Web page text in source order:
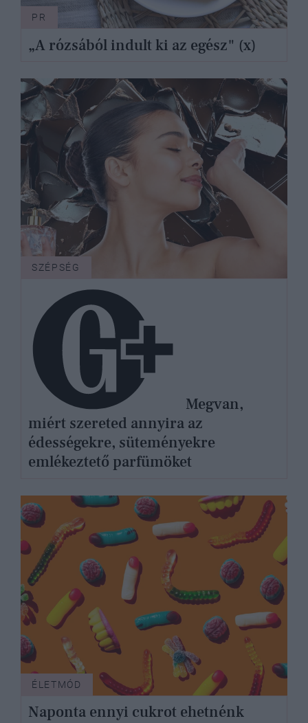
PR
„A rózsából indult ki az egész" (x)
SZÉPSÉG
miért szereted annyira az
édességekre, süteményekre
emlékeztető parfümöket
ÉLETMÓD
Naponta ennyi cukrot ehetnénk